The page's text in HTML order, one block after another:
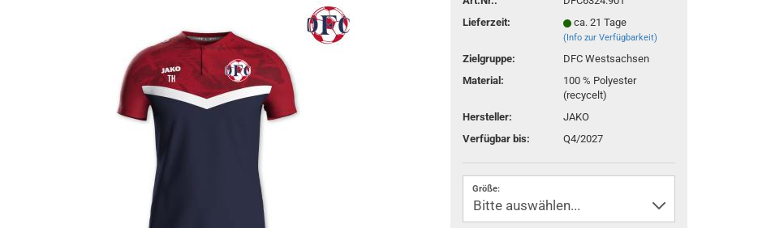
Lieferzeit:
ca. 21 Tage
(Info zur Verfügbarkeit)
Zielgruppe:
DFC Westsachsen
Material:
100 % Polyester
(recycelt)
Hersteller:
JAKO
Verfügbar bis:
Q4/2027
Größe: